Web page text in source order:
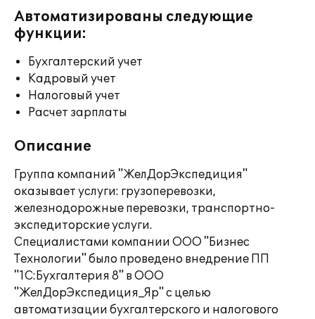
Автоматизированы следующие
функции:
Бухгалтерский учет
Кадровый учет
Налоговый учет
Расчет зарплаты
Описание
Группа компаний "ЖелДорЭкспедиция"
оказывает услуги: грузоперевозки,
железнодорожные перевозки, транспортно-
экспедиторские услуги.
Специалистами компании ООО "Бизнес
Технологии" было проведено внедрение ПП
"1С:Бухгалтерия 8" в ООО
"ЖелДорЭкспедиция_Яр" с целью
автоматизации бухгалтерского и налогового